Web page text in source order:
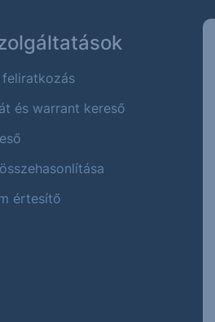
és warrant kereső
értesítő